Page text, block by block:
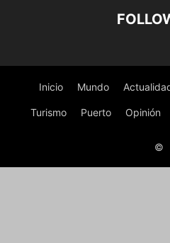
Inicio Mundo
Turismo Puerto Opinión
©